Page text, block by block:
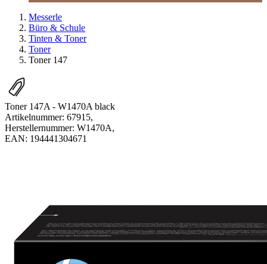
Messerle
Büro & Schule
Tinten & Toner
Toner
Toner 147
Toner 147A - W1470A black
Artikelnummer: 67915,
Herstellernummer: W1470A,
EAN: 194441304671